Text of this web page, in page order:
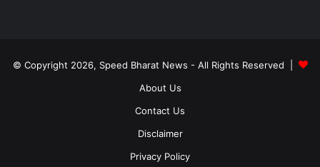
© Copyright 2026, Speed Bharat News - All Rights Reserved |
About Us
Contact Us
Disclaimer
Privacy Policy